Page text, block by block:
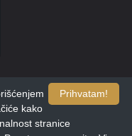
Prihvatam!
kako
stranice